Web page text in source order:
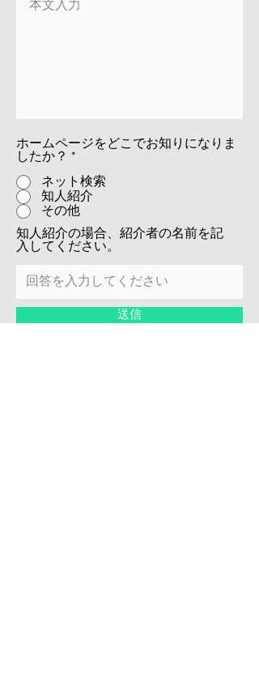
ホームページをどこでお知りになりま
したか？ *
ネット検索
知人紹介
その他
知人紹介の場合、紹介者の名前を記
入してください。
送信